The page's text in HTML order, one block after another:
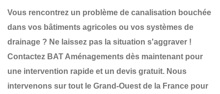
Vous rencontrez un problème de canalisation bouchée
dans vos bâtiments agricoles ou vos systèmes de
drainage ? Ne laissez pas la situation s'aggraver !
Contactez BAT Aménagements dès maintenant pour
une intervention rapide et un devis gratuit. Nous
intervenons sur tout le Grand-Ouest de la France pour